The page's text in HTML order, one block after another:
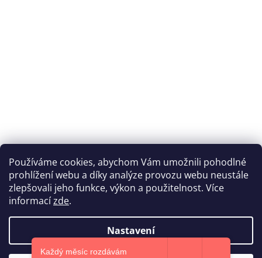
Používáme cookies, abychom Vám umožnili pohodlné
prohlížení webu a díky analýze provozu webu neustále
zlepšovali jeho funkce, výkon a použitelnost. Více
informacízde.
Nastavení
Katka Hromasová Foto
Vytvořil Shoptet
Každý měsíc rozdávám